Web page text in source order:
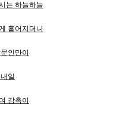
는 하늘하늘
흩어지더니
인만이
일
감촉이